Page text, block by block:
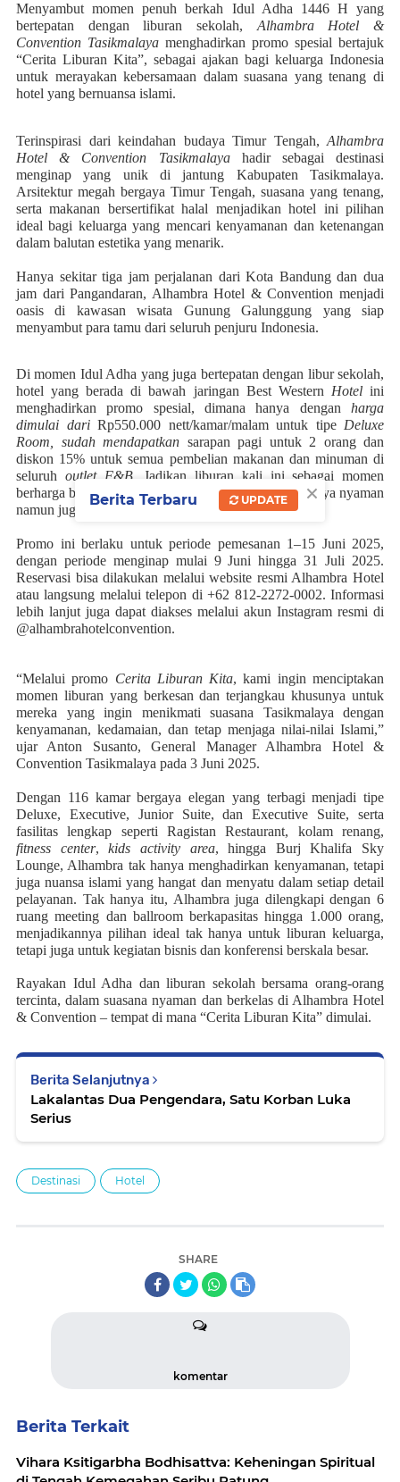
Menyambut momen penuh berkah Idul Adha 1446 H yang
bertepatan dengan liburan sekolah, Alhambra Hotel &
Convention Tasikmalaya menghadirkan promo spesial bertajuk
“Cerita Liburan Kita”, sebagai ajakan bagi keluarga Indonesia
untuk merayakan kebersamaan dalam suasana yang tenang di
hotel yang bernuansa islami.
Terinspirasi dari keindahan budaya Timur Tengah, Alhambra
Hotel & Convention Tasikmalayahadir sebagai destinasi
menginap yang unik di jantung Kabupaten Tasikmalaya.
Arsitektur megah bergaya Timur Tengah, suasana yang tenang,
serta makanan bersertifikat halal menjadikan hotel ini pilihan
ideal bagi keluarga yang mencari kenyamanan dan ketenangan
dalam balutan estetika yang menarik.
Hanya sekitar tiga jam perjalanan dari Kota Bandung dan dua
jam dari Pangandaran, Alhambra Hotel & Convention menjadi
oasis di kawasan wisata Gunung Galunggung yang siap
menyambut para tamu dari seluruh penjuru Indonesia.
Di momen Idul Adha yang juga bertepatan dengan libur sekolah,
hotel yang berada di bawah jaringan Best Western Hotelini
menghadirkan promo spesial, dimana hanya dengan harga
dimulai dariRp550.000 nett/kamar/malam untuk tipeDeluxe
Room,
sudah mendapatkan sarapan pagi untuk 2 orang dan
diskon 15% untuk semua pembelian makanan dan minuman di
seluruh outlet F&B.
Jadikan liburan kali ini sebagai momen
berharga bersama keluarga, di tempat yang bukan hanya nyaman
namun juga
berstandar internasional.
Promo ini berlaku untuk periode pemesanan 1–15 Juni 2025,
dengan periode menginap mulai 9 Juni hingga 31 Juli 2025.
Reservasi bisa dilakukan melalui website resmi Alhambra Hotel
atau langsung melalui telepon di +62 812-2272-0002. Informasi
lebih lanjut juga dapat diakses melalui akun Instagram resmi di
@alhambrahotelconvention.
“Melalui promo Cerita Liburan Kita, kami ingin menciptakan
momen liburan yang berkesan dan terjangkau khusunya untuk
mereka yang ingin menikmati suasana Tasikmalaya dengan
kenyamanan, kedamaian, dan tetap menjaga nilai-nilai Islami,”
ujar Anton Susanto, General Manager Alhambra Hotel &
Convention Tasikmalaya pada 3 Juni 2025.
Dengan 116 kamar bergaya elegan yang terbagi menjadi tipe
Deluxe, Executive, Junior Suite, dan Executive Suite, serta
fasilitas lengkap seperti Ragistan Restaurant, kolam renang,
fitness center,kids activity area, hingga Burj Khalifa Sky
Lounge, Alhambra tak hanya menghadirkan kenyamanan, tetapi
juga nuansa islami yang hangat dan menyatu dalam setiap detail
pelayanan. Tak hanya itu, Alhambra juga dilengkapi dengan 6
ruang meeting dan ballroom berkapasitas hingga 1.000 orang,
menjadikannya pilihan ideal tak hanya untuk liburan keluarga,
tetapi juga untuk kegiatan bisnis dan konferensi berskala besar.
Rayakan Idul Adha dan liburan sekolah bersama orang-orang
tercinta, dalam suasana nyaman dan berkelas di Alhambra Hotel
& Convention – tempat di mana “Cerita Liburan Kita” dimulai.
Berita Selanjutnya
Lakalantas Dua Pengendara, Satu Korban Luka
Serius
Destinasi Hotel
SHARE
komentar
Berita Terkait
Vihara Ksitigarbha Bodhisattva: Keheningan Spiritual
×
Berita Terbaru UPDATE